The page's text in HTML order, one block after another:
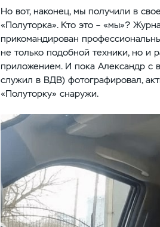
Но вот, наконец, мы получили в
«Полуторка». Кто это – «мы»?
прикомандирован
не только подобной техники, но и
приложением. И пока Александр с
служил в ВДВ) фотографировал,
«Полуторку» снаружи.